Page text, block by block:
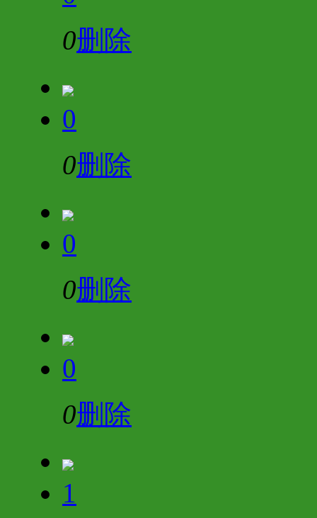
0删除
0
0删除
0
0删除
0
0删除
1